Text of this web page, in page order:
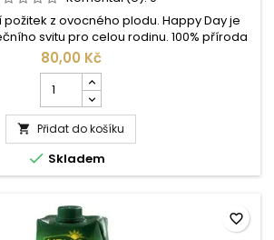
požitek z ovocného plodu. Happy Day je
svitu pro celou rodinu. 100% příroda
konzervačních nebo aromatických
– to je nesrovnatelný požitek z přírody.
které dozrály na slunci, v 1 litru
garantuje nejen zdravý požitek z pití, ale
pouze...
80,00 Kč
kusů
produktu
Rauch
Happy
Day
pomeranč
1l
 Přidat do košíku
 Skladem
favorite_border